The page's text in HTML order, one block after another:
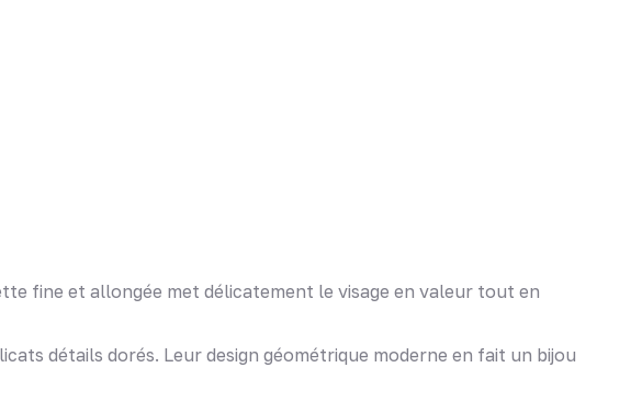
fine et allongée met délicatement le visage en valeur tout en
détails dorés. Leur design géométrique moderne en fait un bijou